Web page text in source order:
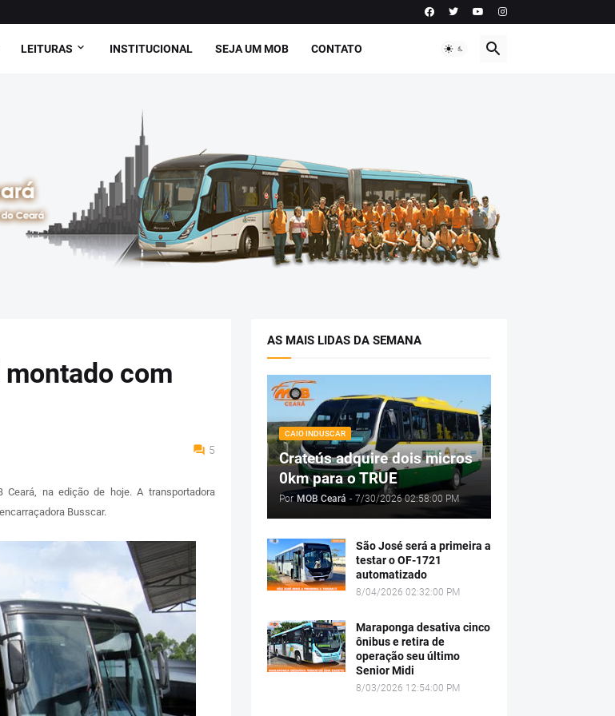
LEITURAS INSTITUCIONAL SEJA UM MOB CONTATO
com
5
na edição de hoje. A transportadora
Busscar.
AS MAIS LIDAS DA SEMANA
CAIO INDUSCAR
Crateús adquire dois micros
0km para o TRUE
Por MOB Ceará - 7/30/2026 02:58:00 PM
São José será a primeira a
testar o OF-1721
automatizado
8/04/2026 02:32:00 PM
Maraponga desativa cinco
ônibus e retira de
operação seu último
Senior Midi
8/03/2026 12:54:00 PM